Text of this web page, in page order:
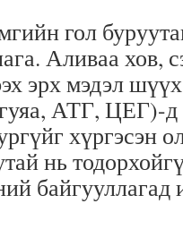
гол
Аливаа хов,
эрх мэдэл
АТГ, ЦЕГ)-
хүргэсэн
нь
байгууллагад